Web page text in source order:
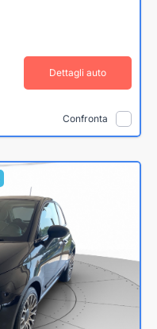
Dettagli auto
Confronta